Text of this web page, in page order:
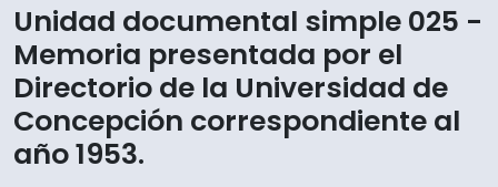
Unidad documental simple 025 -
Memoria presentada por el
Directorio de la Universidad de
Concepción correspondiente al
año 1953.